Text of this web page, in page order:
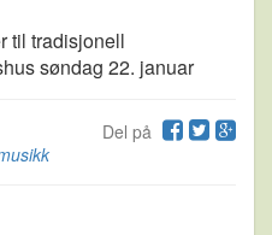
til tradisjonell
søndag 22. januar
Del på